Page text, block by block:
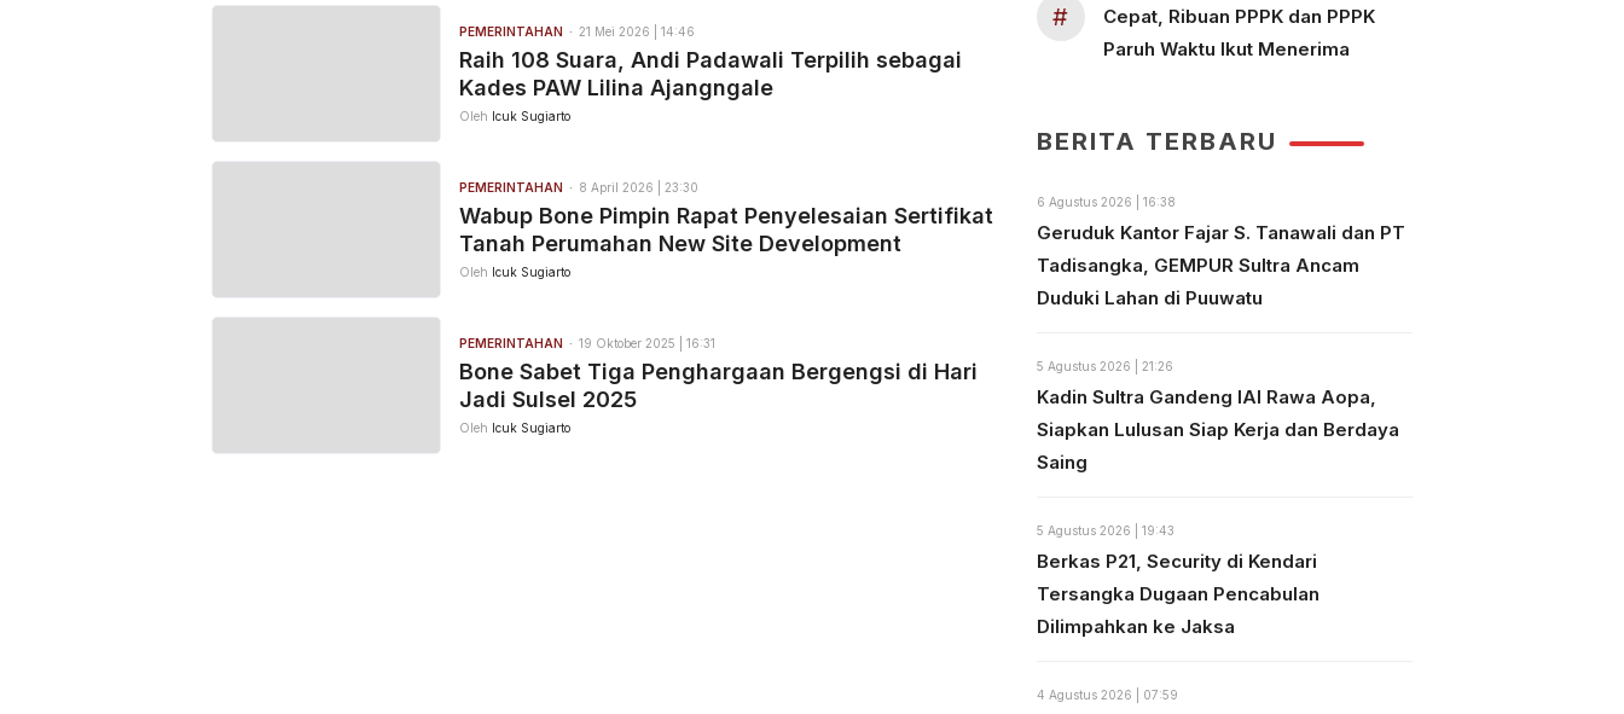
PEMERINTAHAN 21 Mei 2026 | 14:46
Raih 108 Suara, Andi Padawali Terpilih sebagai
Kades PAW Lilina Ajangngale
Oleh Icuk Sugiarto
PEMERINTAHAN 8 April 2026 | 23:30
Wabup Bone Pimpin Rapat Penyelesaian Sertifikat
Tanah Perumahan New Site Development
Oleh Icuk Sugiarto
PEMERINTAHAN 19 Oktober 2025 | 16:31
Bone Sabet Tiga Penghargaan Bergengsi di Hari
Jadi Sulsel 2025
Oleh Icuk Sugiarto
#
Cepat, Ribuan PPPK dan PPPK
Paruh Waktu Ikut Menerima
BERITA TERBARU
6 Agustus 2026 | 16:38
Geruduk Kantor Fajar S. Tanawali dan PT
Tadisangka, GEMPUR Sultra Ancam
Duduki Lahan di Puuwatu
5 Agustus 2026 | 21:26
Kadin Sultra Gandeng IAI Rawa Aopa,
Siapkan Lulusan Siap Kerja dan Berdaya
Saing
5 Agustus 2026 | 19:43
Berkas P21, Security di Kendari
Tersangka Dugaan Pencabulan
Dilimpahkan ke Jaksa
4 Agustus 2026 | 07:59